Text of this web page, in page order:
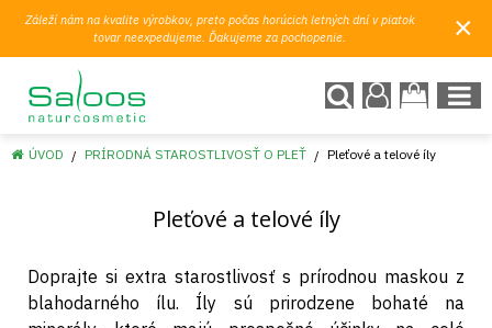
Záleží nám na kvalite výrobkov, preto počas horúcich letných dní v piatok
tovar neexpedujeme. Ďakujeme za pochopenie.
×
ÚVOD PRÍRODNÁ STAROSTLIVOSŤ O PLEŤ Pleťové a telové íly
Pleťové a telové íly
Doprajte si extra starostlivosť s prírodnou maskou z
blahodarného ílu. Íly sú prirodzene bohaté na